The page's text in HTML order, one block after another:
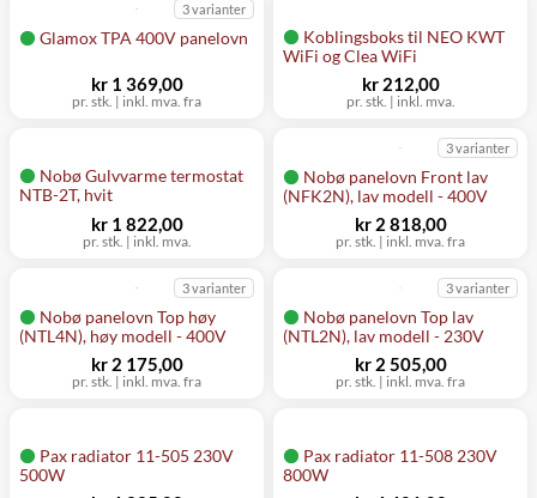
Glamox TPA 400V panelovn
3 varianter
pr. stk. | inkl. mva. fra
kr 1 369,00
Koblingsboks til NEO KWT
WiFi og Clea WiFi
pr. stk. | inkl. mva.
kr 212,00
Nobø Gulvvarme termostat
NTB-2T, hvit
pr. stk. | inkl. mva.
kr 1 822,00
Nobø panelovn Front lav
(NFK2N), lav modell - 400V
3 varianter
pr. stk. | inkl. mva. fra
kr 2 818,00
Nobø panelovn Top høy
(NTL4N), høy modell - 400V
3 varianter
pr. stk. | inkl. mva. fra
kr 2 175,00
Nobø panelovn Top lav
(NTL2N), lav modell - 230V
3 varianter
pr. stk. | inkl. mva. fra
kr 2 505,00
Pax radiator 11-505 230V
500W
Pax radiator 11-508 230V
800W